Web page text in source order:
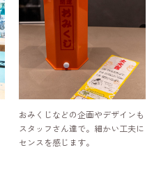
おみくじなどの企画やデザインも
スタッフさん達で。細かい工夫に
センスを感じます。